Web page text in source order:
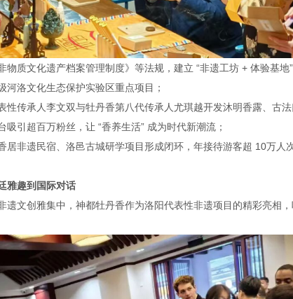
物质文化遗产档案管理制度》等法规，建立 “非遗工坊 + 体验基地
河洛文化生态保护实验区重点项目；
性传承人李文双与牡丹香第八代传承人尤琪越开发沐明香露、古
引超百万粉丝，让 “香养生活” 成为时代新潮流；
居非遗民宿、洛邑古城研学项目形成闭环，年接待游客超 10万人
雅趣到国际对话
遗文创雅集中，神都牡丹香作为洛阳代表性非遗项目的精彩亮相